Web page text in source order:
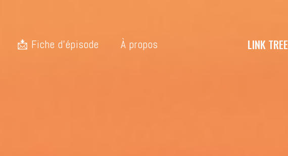
📩 Fiche d’épisode À propos LINK TREE